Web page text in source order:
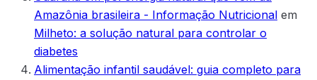
Amazônia brasileira - Informação Nutricional em
Milheto: a solução natural para controlar o
diabetes
Alimentação infantil saudável: guia completo para